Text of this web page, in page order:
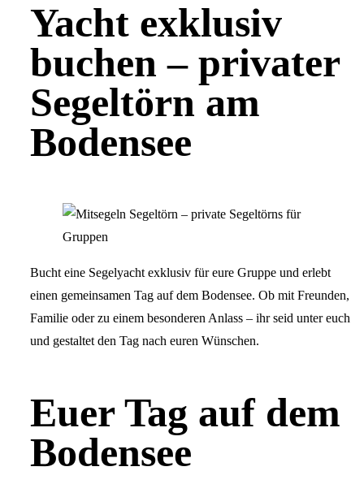
Yacht exklusiv
buchen – privater
Segeltörn am
Bodensee
Bucht eine Segelyacht exklusiv für eure Gruppe und erlebt
einen gemeinsamen Tag auf dem Bodensee. Ob mit Freunden,
Familie oder zu einem besonderen Anlass – ihr seid unter euch
und gestaltet den Tag nach euren Wünschen.
Euer Tag auf dem
Bodensee